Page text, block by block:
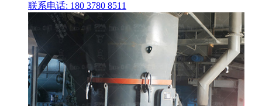
联系电话: 180 3780 8511